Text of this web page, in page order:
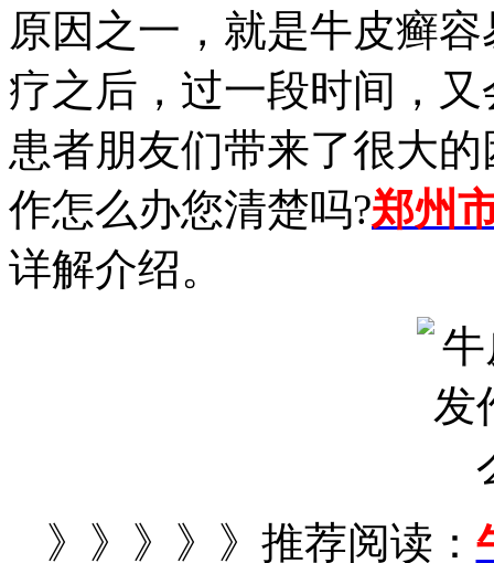
原因之一，就是牛皮癣
疗之后，过一段时间，
患者朋友们带来了很大
作怎么办您清楚吗?郑州
详解介绍。
》》》》》推荐阅读：